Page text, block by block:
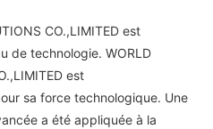
CO.,LIMITED est
de technologie. WORLD
est
sa force technologique. Une
a été appliquée à la